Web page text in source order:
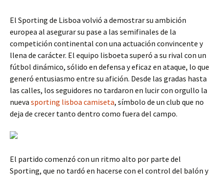
El Sporting de Lisboa volvió a demostrar su ambición
europea al asegurar su pase a las semifinales de la
competición continental con una actuación convincente y
llena de carácter. El equipo lisboeta superó a su rival con un
fútbol dinámico, sólido en defensa y eficaz en ataque, lo que
generó entusiasmo entre su afición. Desde las gradas hasta
las calles, los seguidores no tardaron en lucir con orgullo la
nueva sporting lisboa camiseta, símbolo de un club que no
deja de crecer tanto dentro como fuera del campo.
El partido comenzó con un ritmo alto por parte del
Sporting, que no tardó en hacerse con el control del balón y